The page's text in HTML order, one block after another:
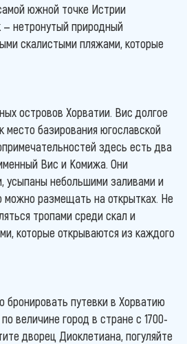
южной точке Истрии
нетронутый природный
скалистыми пляжами, которые
островов Хорватии. Вис долгое
место базирования югославской
здесь есть два
Вис и Комижа. Они
усыпаны небольшими заливами и
можно размещать на открытках. Не
тропами среди скал и
которые открываются из каждого
бронировать путевки в Хорватию
величине город в стране с 1700-
дворец Диоклетиана, погуляйте